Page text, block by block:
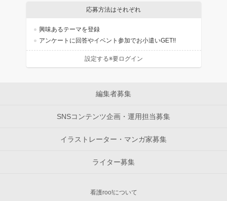
応募方法はそれぞれ
興味あるテーマを登録
アンケートに回答やイベント参加でお小遣いGET!!
設定する※要ログイン
編集者募集
SNSコンテンツ企画・運用担当募集
イラストレーター・マンガ家募集
ライター募集
看護roo!について